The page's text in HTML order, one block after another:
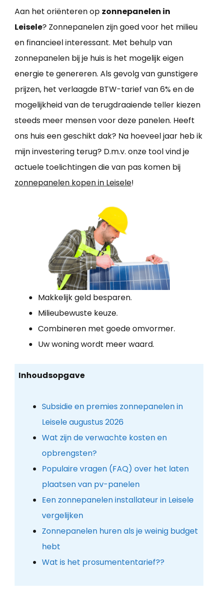
Aan het oriënteren op zonnepanelen in
Leisele? Zonnepanelen zijn goed voor het milieu
en financieel interessant. Met behulp van
zonnepanelen bij je huis is het mogelijk eigen
energie te genereren. Als gevolg van gunstigere
prijzen, het verlaagde BTW-tarief van 6% en de
mogelijkheid van de terugdraaiende teller kiezen
steeds meer mensen voor deze panelen. Heeft
ons huis een geschikt dak? Na hoeveel jaar heb ik
mijn investering terug? D.m.v. onze tool vind je
actuele toelichtingen die van pas komen bij
zonnepanelen kopen in Leisele!
Makkelijk geld besparen.
Milieubewuste keuze.
Combineren met goede omvormer.
Uw woning wordt meer waard.
Inhoudsopgave
Subsidie en premies zonnepanelen in
Leisele augustus 2026
Wat zijn de verwachte kosten en
opbrengsten?
Populaire vragen (FAQ) over het laten
plaatsen van pv-panelen
Een zonnepanelen installateur in Leisele
vergelijken
Zonnepanelen huren als je weinig budget
hebt
Wat is het prosumententarief??